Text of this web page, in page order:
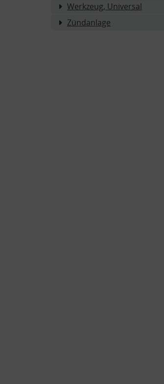
Werkzeug, Universal
Zündanlage